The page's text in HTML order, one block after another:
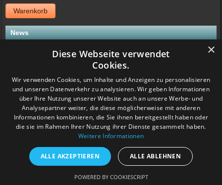
Warenkorb
News
06. April 2025
Jazzvinyl.ch ist am Sonntag 06. April ab 10 Uhr an der
Schallplattenbörse im Volkshaus in Zürich
viel Dolphy, Art Farmer usw.
Feedback
www.grashalm-it.ch |(www.pinkytoes.com)
Copyright © 2014. All Rights Reserved.
×
Diese Webseite verwendet
Cookies.
Wir verwenden Cookies, um Inhalte und Anzeigen zu personalisieren
und unseren Datenverkehr zu analysieren. Wir geben Informationen
über Ihre Nutzung unserer Website auch an unsere Werbe- und
Analysepartner weiter, die diese möglicherweise mit anderen
Informationen kombinieren, die Sie ihnen bereitgestellt haben oder
die sie im Rahmen Ihrer Nutzung ihrer Dienste gesammelt haben.
Weitere Informationen
ALLE AKZEPTIEREN ALLE ABLEHNEN
POWERED BY COOKIESCRIPT